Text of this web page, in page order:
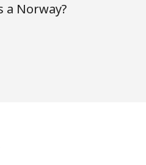
a Norway?